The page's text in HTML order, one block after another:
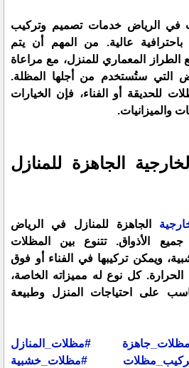
في الرياض خدمات تصميم وتركيب
عالية. من المهم أن يتم
المعماري للمنزل، مع مراعاة
التي ستُستخدم من أجلها المظلة.
أو الفناء، فإن الخيارات
والميزانيات.
الجاهزة للمنازل
الجاهزة للمنازل في الرياض
الأذواق. تتنوع بين المظلات
ويمكن تركيبها في الفناء أو فوق
الحرارة. كل نوع له مميزاته الخاصة،
على احتياجات المنزل وطبيعة
#مظلات_المنازل
#مظلات_خشبية